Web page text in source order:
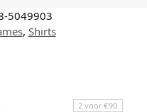
5049903
, Shirts
2 voor €90